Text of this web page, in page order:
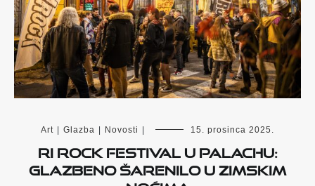
Art Glazba Novosti 15. prosinca 2025.
Ri Rock Festival u Palachu:
glazbeno šarenilo u zimskim